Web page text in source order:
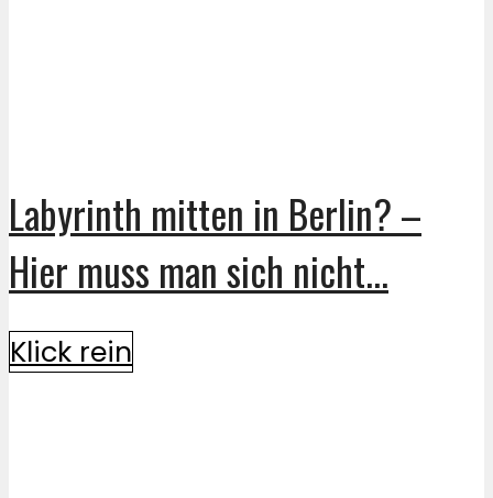
Labyrinth mitten in Berlin? –
Hier muss man sich nicht...
Klick rein